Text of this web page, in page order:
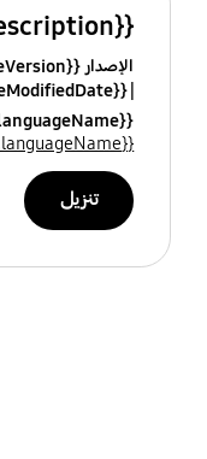
{{file.description}}
الإصدار {{file.fileVersion}}
{{file.fileModifiedDate}}
{{file.languageName}}
{{file.languageName}}
تنزيل